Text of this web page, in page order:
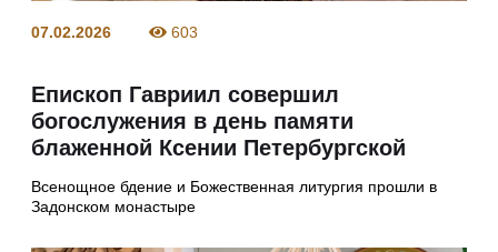
07.02.2026 603
Епископ Гавриил совершил
богослужения в день памяти
блаженной Ксении Петербургской
Всенощное бдение и Божественная литургия прошли в
Задонском монастыре